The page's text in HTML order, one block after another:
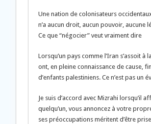
Une nation de colonisateurs
n’a aucun droit, aucun pouvoir, aucune
Ce que “négocier” veut vraiment dire
Lorsqu’un pays comme l’Iran s’assoit
ont, en pleine connaissance de cause,
d’enfants palestiniens. Ce n’est pas
Je suis d’accord avec Mizrahi lorsqu’il
quelqu’un, vous annoncez à votre
ses préoccupations méritent d’être